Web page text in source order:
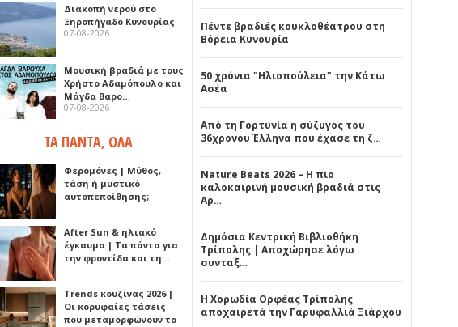
Διακοπή νερού στο
Ξηροπήγαδο Κυνουρίας
07-08-2026
Μουσική βραδιά με τους
Χρήστο Αδαμόπουλο και
Μάγδα Βαρο…
07-08-2026
ΤΑ ΠΑΝΤΑ, ΟΛΑ
Φερομόνες | Μύθος,
τάση ή μυστικό
αυτοπεποίθησης;
After Sun & ηλιακό
έγκαυμα | Τα πάντα για
την φροντίδα και τη…
Trends κουζίνας 2026 |
Οι κορυφαίες τάσεις
που μεταμορφώνουν το
Πέντε βραδιές κουκλοθέατρου στη
Βόρεια Κυνουρία
50 χρόνια "Ηλιοπούλεια" την Κάτω
Ασέα
Από τη Γορτυνία η σύζυγος του
36χρονου Έλληνα που έχασε τη ζ…
Nature Beats 2026 – Η πιο
καλοκαιρινή μουσική βραδιά στις
Αρ…
Δημόσια Κεντρική Βιβλιοθήκη
Τρίπολης | Αποχώρησε λόγω
συνταξ…
Η Χορωδία Ορφέας Τρίπολης
αποχαιρετά την Γαρυφαλλιά Ξιάρχου